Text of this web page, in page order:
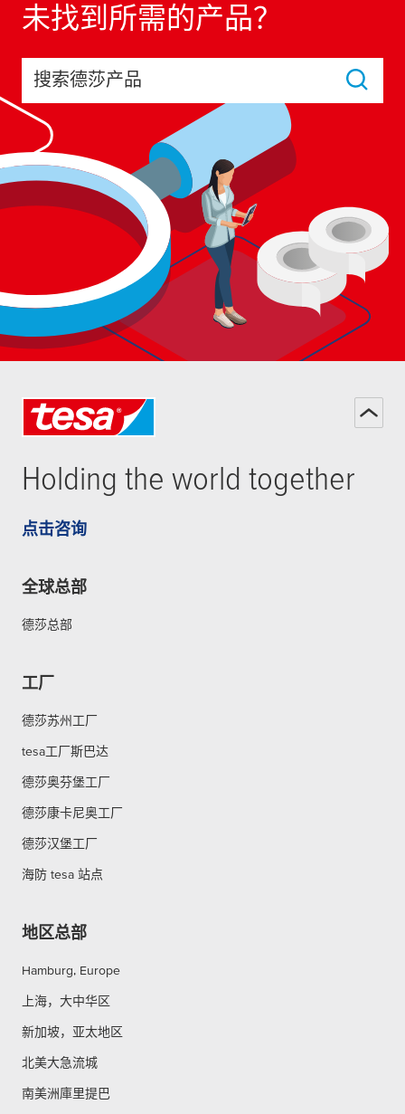
未找到所需的产品？
搜索德莎产品
Holding the world together
点击咨询
全球总部
德莎总部
工厂
德莎苏州工厂
tesa工厂斯巴达
德莎奥芬堡工厂
德莎康卡尼奥工厂
德莎汉堡工厂
海防 tesa 站点
地区总部
Hamburg, Europe
上海，大中华区
新加坡，亚太地区
北美大急流城
南美洲庫里提巴